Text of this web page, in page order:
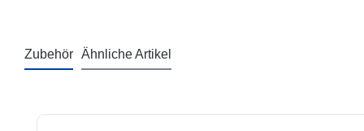
Zubehör Ähnliche Artikel